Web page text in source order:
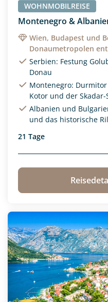
Aktivreisen(1)
Camperurlaub(0)
Exklusive Reisen
Afrika(0)
Asien(0)
Europa(3)
WOHNMOBILREISE
Montenegro &
Wien, Budapest und
Donaumetropolen
Serbien: Festung
Donau
Montenegro:
Kotor und der Skadar-
Albanien und
und das historische
21 Tage
Neu